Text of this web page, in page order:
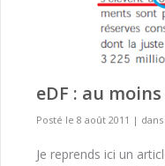
eDF : au
Posté le 8 août 2011 |
Je reprends ici un